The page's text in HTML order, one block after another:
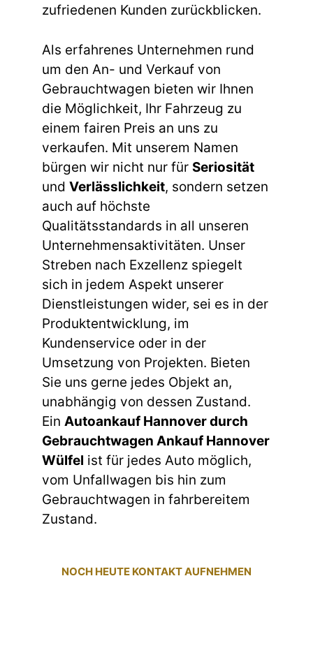
zufriedenen Kunden zurückblicken.
Als erfahrenes Unternehmen rund
um den An- und Verkauf von
Gebrauchtwagen bieten wir Ihnen
die Möglichkeit, Ihr Fahrzeug zu
einem fairen Preis an uns zu
verkaufen. Mit unserem Namen
bürgen wir nicht nur für Seriosität
und Verlässlichkeit, sondern setzen
auch auf höchste
Qualitätsstandards in all unseren
Unternehmensaktivitäten. Unser
Streben nach Exzellenz spiegelt
sich in jedem Aspekt unserer
Dienstleistungen wider, sei es in der
Produktentwicklung, im
Kundenservice oder in der
Umsetzung von Projekten. Bieten
Sie uns gerne jedes Objekt an,
unabhängig von dessen Zustand.
Ein Autoankauf Hannover durch
Gebrauchtwagen Ankauf Hannover
Wülfel ist für jedes Auto möglich,
vom Unfallwagen bis hin zum
Gebrauchtwagen in fahrbereitem
Zustand.
NOCH HEUTE KONTAKT AUFNEHMEN